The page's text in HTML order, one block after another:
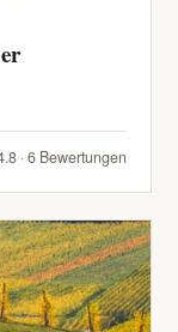
· 6 Bewertungen